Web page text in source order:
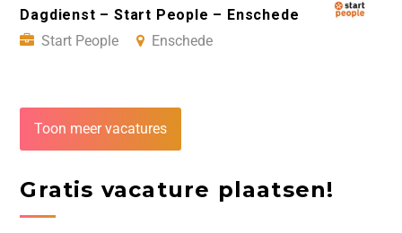
Dagdienst – Start People – Enschede
Start People
Enschede
Toon meer vacatures
Gratis vacature plaatsen!